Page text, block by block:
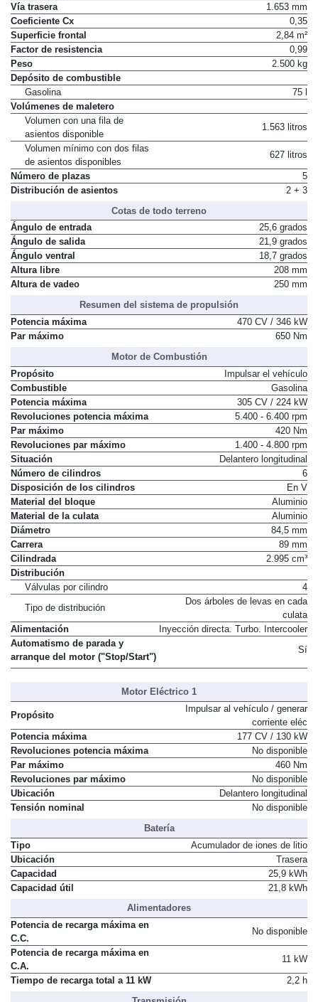
Vía trasera
1.653 mm
Coeficiente Cx
0,35
Superficie frontal
2,84 m²
Factor de resistencia
0,99
Peso
2.500 kg
Depósito de combustible
Gasolina
75 l
Volúmenes de maletero
Volumen con una fila de
asientos disponible
1.563 litros
Volumen mínimo con dos filas
de asientos disponibles
627 litros
Número de plazas
5
Distribución de asientos
2 + 3
Cotas de todo terreno
Ángulo de entrada
25,6 grados
Ángulo de salida
21,9 grados
Ángulo ventral
18,7 grados
Altura libre
208 mm
Altura de vadeo
250 mm
Resumen del sistema de propulsión
Potencia máxima
470 CV / 346 kW
Par máximo
650 Nm
Motor de Combustión
Propósito
Impulsar el vehículo
Combustible
Gasolina
Potencia máxima
305 CV / 224 kW
Revoluciones potencia máxima
5.400 - 6.400 rpm
Par máximo
420 Nm
Revoluciones par máximo
1.400 - 4.800 rpm
Situación
Delantero longitudinal
Número de cilindros
6
Disposición de los cilindros
En V
Material del bloque
Aluminio
Material de la culata
Aluminio
Diámetro
84,5 mm
Carrera
89 mm
Cilindrada
2.995 cm³
Distribución
Válvulas por cilindro
4
Tipo de distribución
Dos árboles de levas en cada
culata
Alimentación
Inyección directa. Turbo. Intercooler
Automatismo de parada y
arranque del motor ("Stop/Start")
Sí
Motor Eléctrico 1
Propósito
Impulsar al vehículo / generar
corriente eléc
Potencia máxima
177 CV / 130 kW
Revoluciones potencia máxima
No disponible
Par máximo
460 Nm
Revoluciones par máximo
No disponible
Ubicación
Delantero longitudinal
Tensión nominal
No disponible
Batería
Tipo
Acumulador de iones de litio
Ubicación
Trasera
Capacidad
25,9 kWh
Capacidad útil
21,8 kWh
Alimentadores
Potencia de recarga máxima en
C.C.
No disponible
Potencia de recarga máxima en
C.A.
11 kW
Tiempo de recarga total a 11 kW
2,2 h